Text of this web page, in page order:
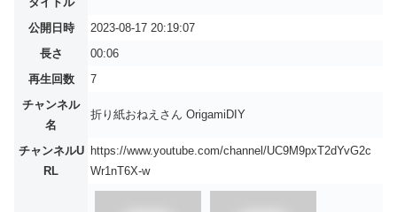
公開日時
2023-08-17 20:19:07
長さ
00:06
再生回数
7
チャンネル
名
折り紙おねえさん OrigamiDIY
チャンネルU
RL
https://www.youtube.com/channel/UC9M9pxT2dYvG2c
Wr1nT6X-w